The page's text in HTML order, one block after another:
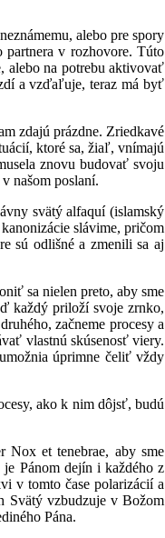
alebo pre spory
v rozhovore. Túto
alebo na potrebu aktivovať
a vzďaľuje, teraz má byť
zdajú prázdne. Zriedkavé
ktoré sa, žiaľ, vnímajú
znovu budovať svoju
našom poslaní.
svätý alfaquí (islamský
slávime, pričom
sú odlišné a zmenili sa aj
sa nielen preto, aby sme
každý priloží svoje zrnko,
začneme procesy a
vlastnú skúsenosť viery.
úprimne čeliť vždy
ako k nim dôjsť, budú
Nox et tenebrae, aby sme
je Pánom dejín i každého z
v tomto čase polarizácií a
Svätý vzbudzuje v Božom
Pána.